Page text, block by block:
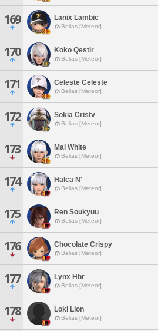
169 Lanix Lambic
Belias [Meteor]
170 Koko Qestir
Belias [Meteor]
171 Celeste Celeste
Belias [Meteor]
172 Sokia Cristv
Belias [Meteor]
173 Mai White
Belias [Meteor]
174 Halca N'
Belias [Meteor]
175 Ren Soukyuu
Belias [Meteor]
176 Chocolate Crispy
Belias [Meteor]
177 Lynx Hbr
Belias [Meteor]
178 Loki Lion
Belias [Meteor]